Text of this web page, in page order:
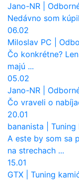
Jano-NR
Odborné dni
Nedávno som
06.02
Miloslav PC
Čo konkrétne?
majú ...
05.02
Jano-NR
Odborné dni
Čo vraveli o
20.01
bananista
Tuning
A este by som sa
na strechach ...
15.01
GTX
Tuning kamiónov